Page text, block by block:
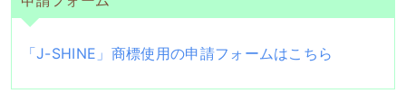
「J-SHINE」商標使用の申請フォームはこちら